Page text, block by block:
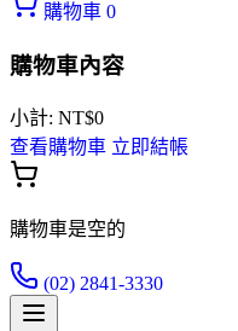
購物車 0
購物車內容
小計: NT$0
查看購物車 立即結帳
購物車是空的
(02) 2841-3330